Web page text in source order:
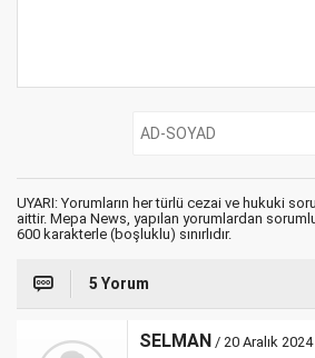
UYARI: Yorumların her türlü cezai ve hukuki
aittir. Mepa News, yapılan yorumlardan
600 karakterle (boşluklu) sınırlıdır.
5 Yorum
SELMAN / 20 Aralık